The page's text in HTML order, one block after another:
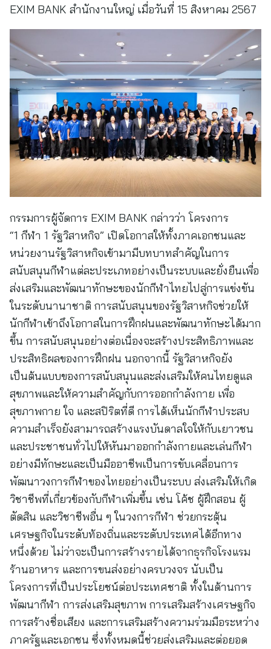
EXIM BANK สำนักงานใหญ่ เมื่อวันที่ 15 สิงหาคม 2567
กรรมการผู้จัดการ EXIM BANK กล่าวว่า โครงการ
“1 กีฬา 1 รัฐวิสาหกิจ” เปิดโอกาสให้ทั้งภาคเอกชนและ
หน่วยงานรัฐวิสาหกิจเข้ามามีบทบาทสำคัญในการ
สนับสนุนกีฬาแต่ละประเภทอย่างเป็นระบบและยั่งยืนเพื่อ
ส่งเสริมและพัฒนาทักษะของนักกีฬาไทยไปสู่การแข่งขัน
ในระดับนานาชาติ การสนับสนุนของรัฐวิสาหกิจช่วยให้
นักกีฬาเข้าถึงโอกาสในการฝึกฝนและพัฒนาทักษะได้มาก
ขึ้น การสนับสนุนอย่างต่อเนื่องจะสร้างประสิทธิภาพและ
ประสิทธิผลของการฝึกฝน นอกจากนี้ รัฐวิสาหกิจยัง
เป็นต้นแบบของการสนับสนุนและส่งเสริมให้คนไทยดูแล
สุขภาพและให้ความสำคัญกับการออกกำลังกาย เพื่อ
สุขภาพกาย ใจ และสปิริตที่ดี การได้เห็นนักกีฬาประสบ
ความสำเร็จยังสามารถสร้างแรงบันดาลใจให้กับเยาวชน
และประชาชนทั่วไปให้หันมาออกกำลังกายและเล่นกีฬา
อย่างมีทักษะและเป็นมืออาชีพเป็นการขับเคลื่อนการ
พัฒนาวงการกีฬาของไทยอย่างเป็นระบบ ส่งเสริมให้เกิด
วิชาชีพที่เกี่ยวข้องกับกีฬาเพิ่มขึ้น เช่น โค้ช ผู้ฝึกสอน ผู้
ตัดสิน และวิชาชีพอื่น ๆ ในวงการกีฬา ช่วยกระตุ้น
เศรษฐกิจในระดับท้องถิ่นและระดับประเทศได้อีกทาง
หนึ่งด้วย ไม่ว่าจะเป็นการสร้างรายได้จากธุรกิจโรงแรม
ร้านอาหาร และการขนส่งอย่างครบวงจร นับเป็น
โครงการที่เป็นประโยชน์ต่อประเทศชาติ ทั้งในด้านการ
พัฒนากีฬา การส่งเสริมสุขภาพ การเสริมสร้างเศรษฐกิจ
การสร้างชื่อเสียง และการเสริมสร้างความร่วมมือระหว่าง
ภาครัฐและเอกชน ซึ่งทั้งหมดนี้ช่วยส่งเสริมและต่อยอด